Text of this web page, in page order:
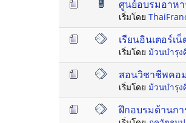
ศูนย์อบรมอาหา
เริ่มโดย
เรียนอินเตอร์เ
เริ่มโดย ม้วนบำรุง
สอนวิชาชีพคอ
เริ่มโดย ม้วนบำรุง
ฝึกอบรมด้านกา